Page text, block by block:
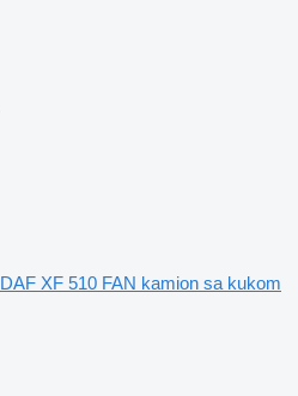
DAF XF 510 FAN kamion sa kukom